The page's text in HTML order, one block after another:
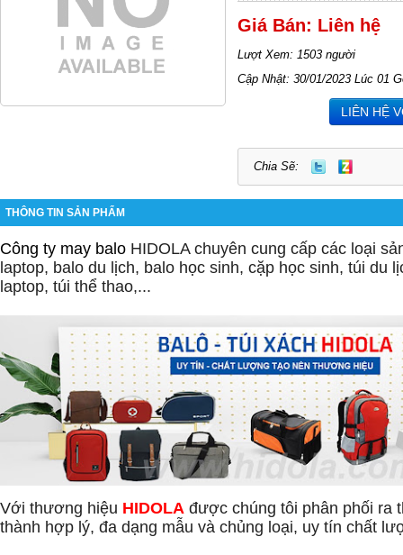
Giá Bán: Liên hệ
Lượt Xem: 1503 người
Cập Nhật: 30/01/2023 Lúc 01
LIÊN HỆ
Chia Sẽ:
THÔNG TIN SẢN PHẨM
Công ty may balo HIDOLA chuyên cung cấp các loại
laptop, balo du lịch, balo học sinh, cặp học sinh, túi du
laptop, túi thể thao,...
Với thương hiệu HIDOLA được chúng tôi phân phối ra
thành hợp lý, đa dạng mẫu và chủng loại, uy tín chất